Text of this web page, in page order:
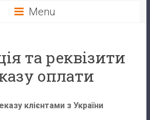
Menu
та реквізити
оплати
клієнтами з України